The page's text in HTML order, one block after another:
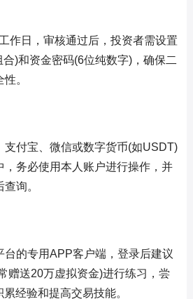
作日，审核通过后，投资者需设置
)和资金密码(6位纯数字)，确保二
。
支付宝、微信或数字货币(如USDT)
，务必使用本人账户进行操作，并
询。
台的专用APP客户端，登录后建议
赠送20万虚拟资金)进行练习，尝
经验和提高交易技能。